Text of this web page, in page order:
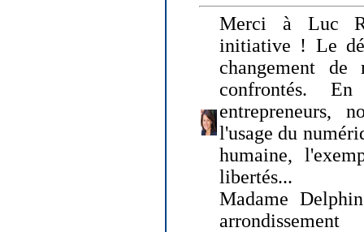
Merci à Luc
initiative ! Le
changement de
confrontés.
entrepreneurs,
l'usage du
humaine,
libertés...
Madame
arrondissement